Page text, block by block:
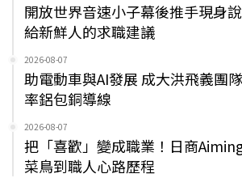
開放世界音速小子幕後推手現身
給新鮮人的求職建議
2026-08-07
助電動車與AI發展 成大洪飛義團
率鋁包銅導線
2026-08-07
把「喜歡」變成職業！日商
菜鳥到職人心路歷程